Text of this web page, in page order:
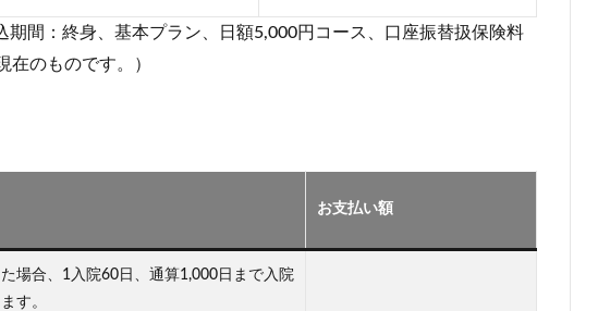
期間：終身、基本プラン、日額5,000円コース、口座振替扱保険料
在のものです。）
お支払い額
場合、1入院60日、通算1,000日まで入院
す。